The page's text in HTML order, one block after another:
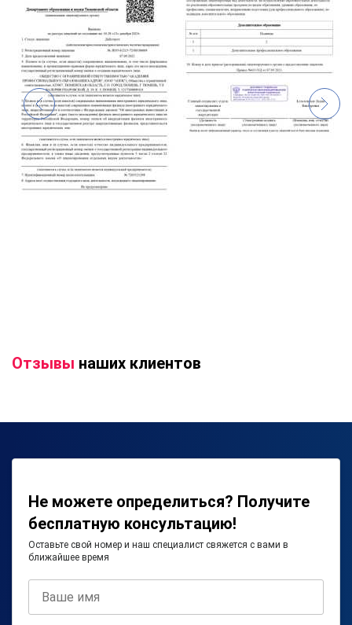
Отзывы наших клиентов
Не можете определиться? Получите
бесплатную консультацию!
Оставьте свой номер и наш специалист свяжется с вами в
ближайшее время